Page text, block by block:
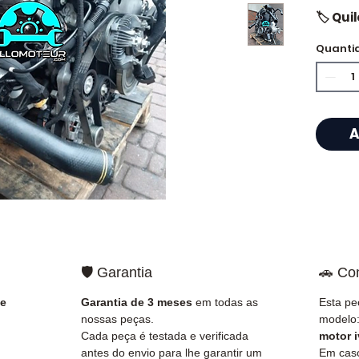
🏷️
✅
antes
🛡️ Garantia
Garantia de 3 meses em todas as
nossas peças.
Cada peça é testada e verificada
antes do envio para lhe garantir um
🚗
Esta
modelo:
motor
Em